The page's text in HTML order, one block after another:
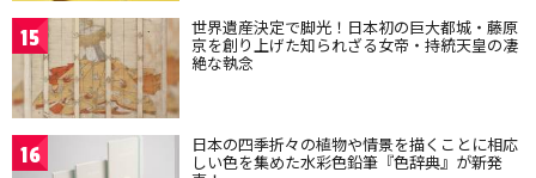
15 世界遺産決定で脚光！日本初の巨大都城・藤原
京を創り上げた知られざる女帝・持統天皇の凄
絶な執念
16 日本の四季折々の植物や情景を描くことに相応
しい色を集めた水彩色鉛筆『色辞典』が新発